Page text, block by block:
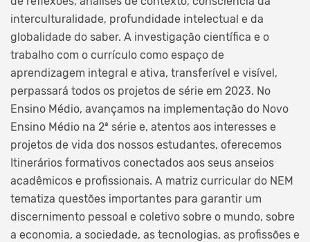
interculturalidade, profundidade intelectual e da
globalidade do saber. A investigação científica e o
trabalho com o currículo como espaço de
aprendizagem integral e ativa, transferível e visível,
perpassará todos os projetos de série em 2023. No
Ensino Médio, avançamos na implementação do Novo
Ensino Médio na 2ª série e, atentos aos interesses e
projetos de vida dos nossos estudantes, oferecemos
Itinerários formativos conectados aos seus anseios
acadêmicos e profissionais. A matriz curricular do NEM
tematiza questões importantes para garantir um
discernimento pessoal e coletivo sobre o mundo, sobre
a economia, a sociedade, as tecnologias, as profissões e